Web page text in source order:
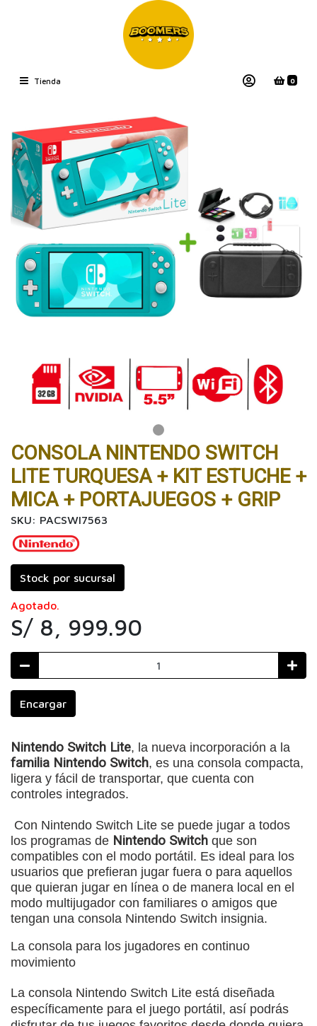
Tienda 0
CONSOLA NINTENDO SWITCH
LITE TURQUESA + KIT ESTUCHE +
MICA + PORTAJUEGOS + GRIP
SKU: PACSWI7563
Stock por sucursal
Agotado.
S/ 8, 999.90
Encargar
Nintendo Switch Lite, la nueva incorporación a la
familia Nintendo Switch, es una consola compacta,
ligera y fácil de transportar, que cuenta con
controles integrados.
Con Nintendo Switch Lite se puede jugar a todos
los programas de Nintendo Switch que son
compatibles con el modo portátil. Es ideal para los
usuarios que prefieran jugar fuera o para aquellos
que quieran jugar en línea o de manera local en el
modo multijugador con familiares o amigos que
tengan una consola Nintendo Switch insignia.
La consola para los jugadores en continuo
movimiento
La consola Nintendo Switch Lite está diseñada
específicamente para el juego portátil, así podrás